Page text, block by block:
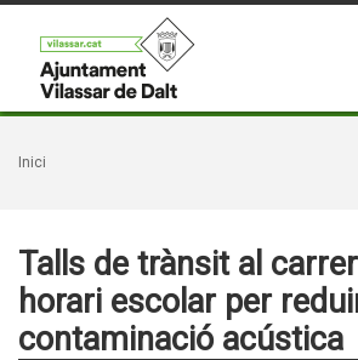
Inici
Talls de trànsit al
horari escolar per
contaminació acústica